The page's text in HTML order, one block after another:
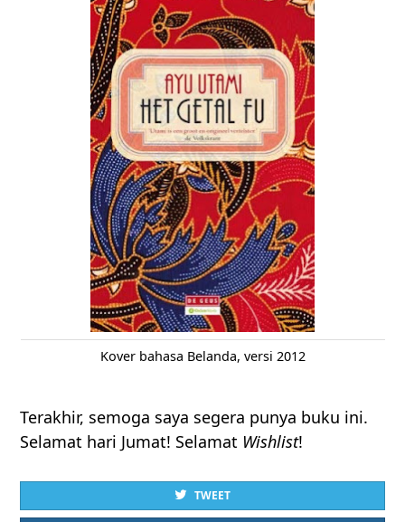
Kover bahasa Belanda, versi 2012
Terakhir, semoga saya segera punya buku ini.
Selamat hari Jumat! Selamat Wishlist!
TWEET